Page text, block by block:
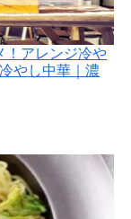
！アレンジ冷や
やし中華｜濃